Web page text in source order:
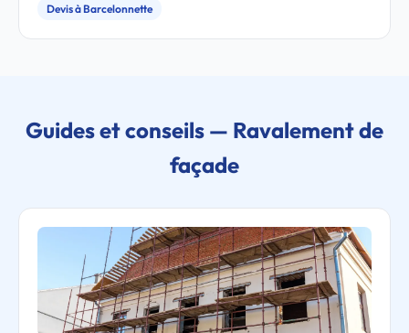
Devis à Barcelonnette
Guides et conseils — Ravalement de
façade